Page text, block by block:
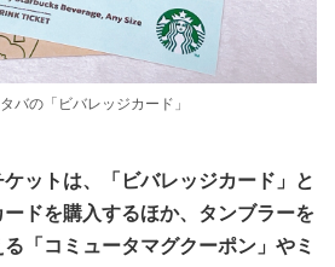
バの「ビバレッジカード」
ットは、「ビバレッジカード」と
ドを購入するほか、タンブラーを
「コミュータマグクーポン」やミ